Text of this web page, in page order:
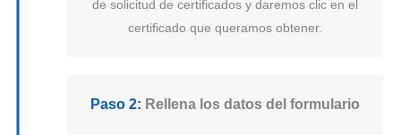
de solicitud de certificados y daremos clic en el
certificado que queramos obtener.
Paso 2: Rellena los datos del formulario